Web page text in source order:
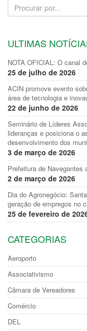
ULTIMAS
NOTA OFICIAL: O canal
25 de julho de 2026
ACIN promove evento
área de tecnologia e
22 de junho de 2026
Seminário de Líderes
lideranças e posiciona o
desenvolvimento dos
3 de março de 2026
Prefeitura de Navegantes
2 de março de 2026
Dia do Agronegócio:
geração de empregos no
25 de fevereiro de
CATEGORIAS
Aeroporto
Associativismo
Câmara de Vereadores
Comércio
DEL